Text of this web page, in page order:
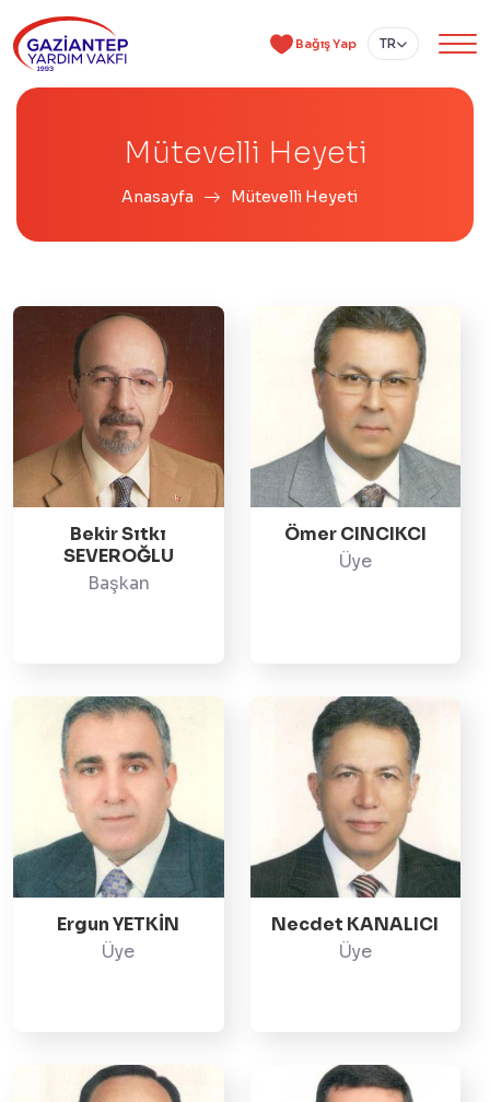
Bağış Yap TR
Mütevelli Heyeti
Anasayfa Mütevelli Heyeti
Bekir Sıtkı
SEVEROĞLU
Başkan
Ömer CINCIKCI
Üye
Ergun YETKİN
Üye
Necdet KANALICI
Üye